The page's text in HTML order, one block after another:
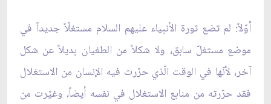
أوّلاً: لم تضع ثورة الأنبياء عليهم السلام مستغلّاً جديداً في
موضع مستغلّ سابق، ولا شكلاً من الطغيان بديلاً عن شكل
آخر، لأنّها في الوقت الّذي حرّرت فيه الإنسان من الاستغلال
فقد حرّرته من منابع الاستغلال في نفسه أيضاً، وغيّرت من